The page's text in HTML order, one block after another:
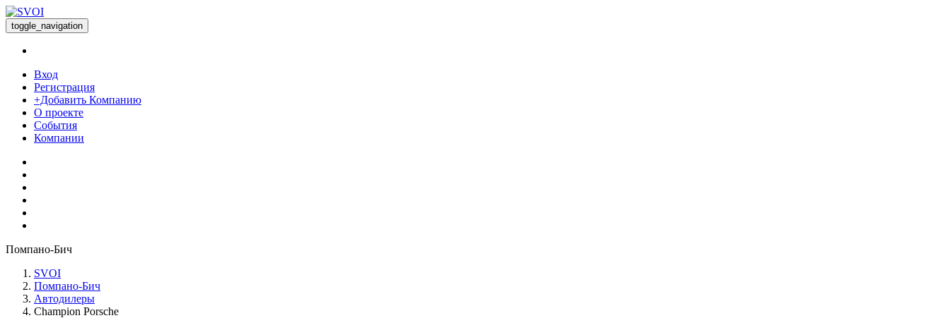
toggle_navigation
Вход
Регистрация
+Добавить Компанию
О проекте
События
Компании
Помпано-Бич
SVOI
Помпано-Бич
Автодилеры
Champion Porsche